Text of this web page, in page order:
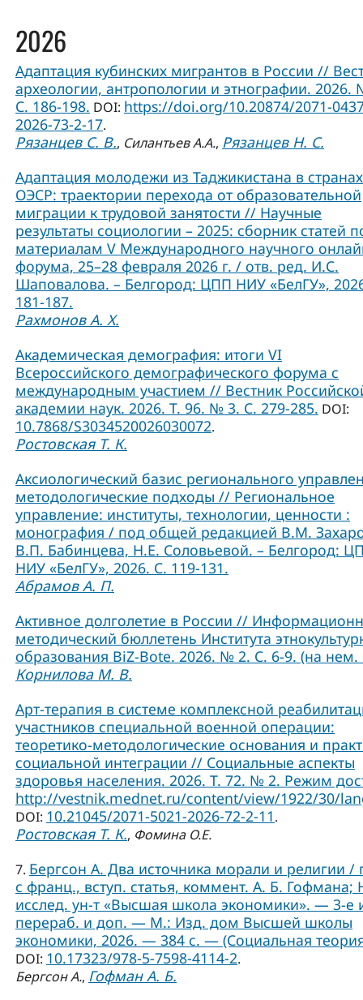
2026
Адаптация кубинских мигрантов в России //
археологии, антропологии и этнографии. 2026.
С. 186-198. DOI: https://doi.org/10.20874/2071-
2026-73-2-17.
Рязанцев С. В., Силантьев А.А., Рязанцев Н. С.
Адаптация молодежи из Таджикистана в странах
ОЭСР: траектории перехода от образовательной
миграции к трудовой занятости // Научные
результаты социологии – 2025: сборник статей
материалам V Международного научного
форума, 25–28 февраля 2026 г. / отв. ред. И.С.
Шаповалова. – Белгород: ЦПП НИУ «БелГУ»,
181-187.
Рахмонов А. Х.
Академическая демография: итоги VI
Всероссийского демографического форума с
международным участием // Вестник
академии наук. 2026. Т. 96. № 3. С. 279-285. DOI:
10.7868/S3034520026030072.
Ростовская Т. К.
Аксиологический базис регионального
методологические подходы // Региональное
управление: институты, технологии, ценности :
монография / под общей редакцией В.М.
В.П. Бабинцева, Н.Е. Соловьевой. – Белгород:
НИУ «БелГУ», 2026. С. 119-131.
Абрамов А. П.
Активное долголетие в России //
методический бюллетень Института
образования BiZ-Bote. 2026. № 2. С. 6-9. (на нем.
Корнилова М. В.
Арт-терапия в системе комплексной
участников специальной военной операции:
теоретико-методологические основания и
социальной интеграции // Социальные аспекты
здоровья населения. 2026. Т. 72. № 2. Режим
http://vestnik.mednet.ru/content/view/1922/30/
DOI: 10.21045/2071-5021-2026-72-2-11.
Ростовская Т. К., Фомина О.Е.
7. Бергсон А. Два источника морали и религии /
с франц., вступ. статья, коммент. А. Б. Гофмана;
исслед. ун-т «Высшая школа экономики». — 3-е
перераб. и доп. — М.: Изд. дом Высшей школы
экономики, 2026. — 384 с. — (Социальная
DOI: 10.17323/978-5-7598-4114-2.
Бергсон А., Гофман А. Б.